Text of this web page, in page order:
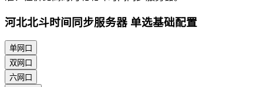
河北北斗时间同步服务器 单选基础配置
单网口
双网口
六网口